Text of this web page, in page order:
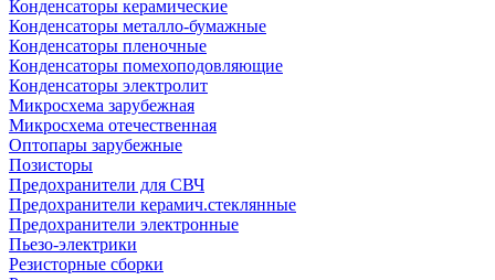
Конденсаторы керамические
Конденсаторы металло-бумажные
Конденсаторы пленочные
Конденсаторы помехоподовляющие
Конденсаторы электролит
Микросхема зарубежная
Микросхема отечественная
Оптопары зарубежные
Позисторы
Предохранители для СВЧ
Предохранители керамич.стеклянные
Предохранители электронные
Пьезо-электрики
Резисторные сборки